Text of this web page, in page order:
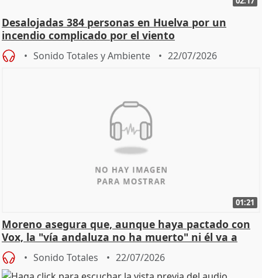
Desalojadas 384 personas en Huelva por un
incendio complicado por el viento
Sonido Totales y Ambiente 22/07/2026
01:21
Moreno asegura que, aunque haya pactado con
Vox, la "vía andaluza no ha muerto" ni él va a
"cambiar"
Sonido Totales 22/07/2026